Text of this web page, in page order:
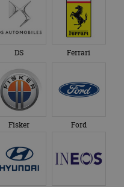
DS Ferrari
Fisker Ford